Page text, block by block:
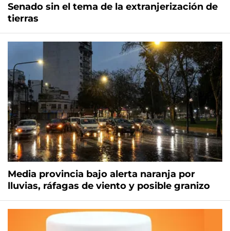
Senado sin el tema de la extranjerización de
tierras
Media provincia bajo alerta naranja por
lluvias, ráfagas de viento y posible granizo